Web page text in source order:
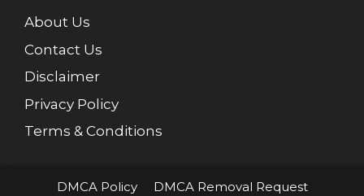
About Us
Contact Us
Disclaimer
Privacy Policy
Terms & Conditions
DMCA Policy
DMCA Removal Request